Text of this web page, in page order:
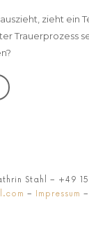
zieht ein
Trauerprozess
Stahl – +49
– Impressum –